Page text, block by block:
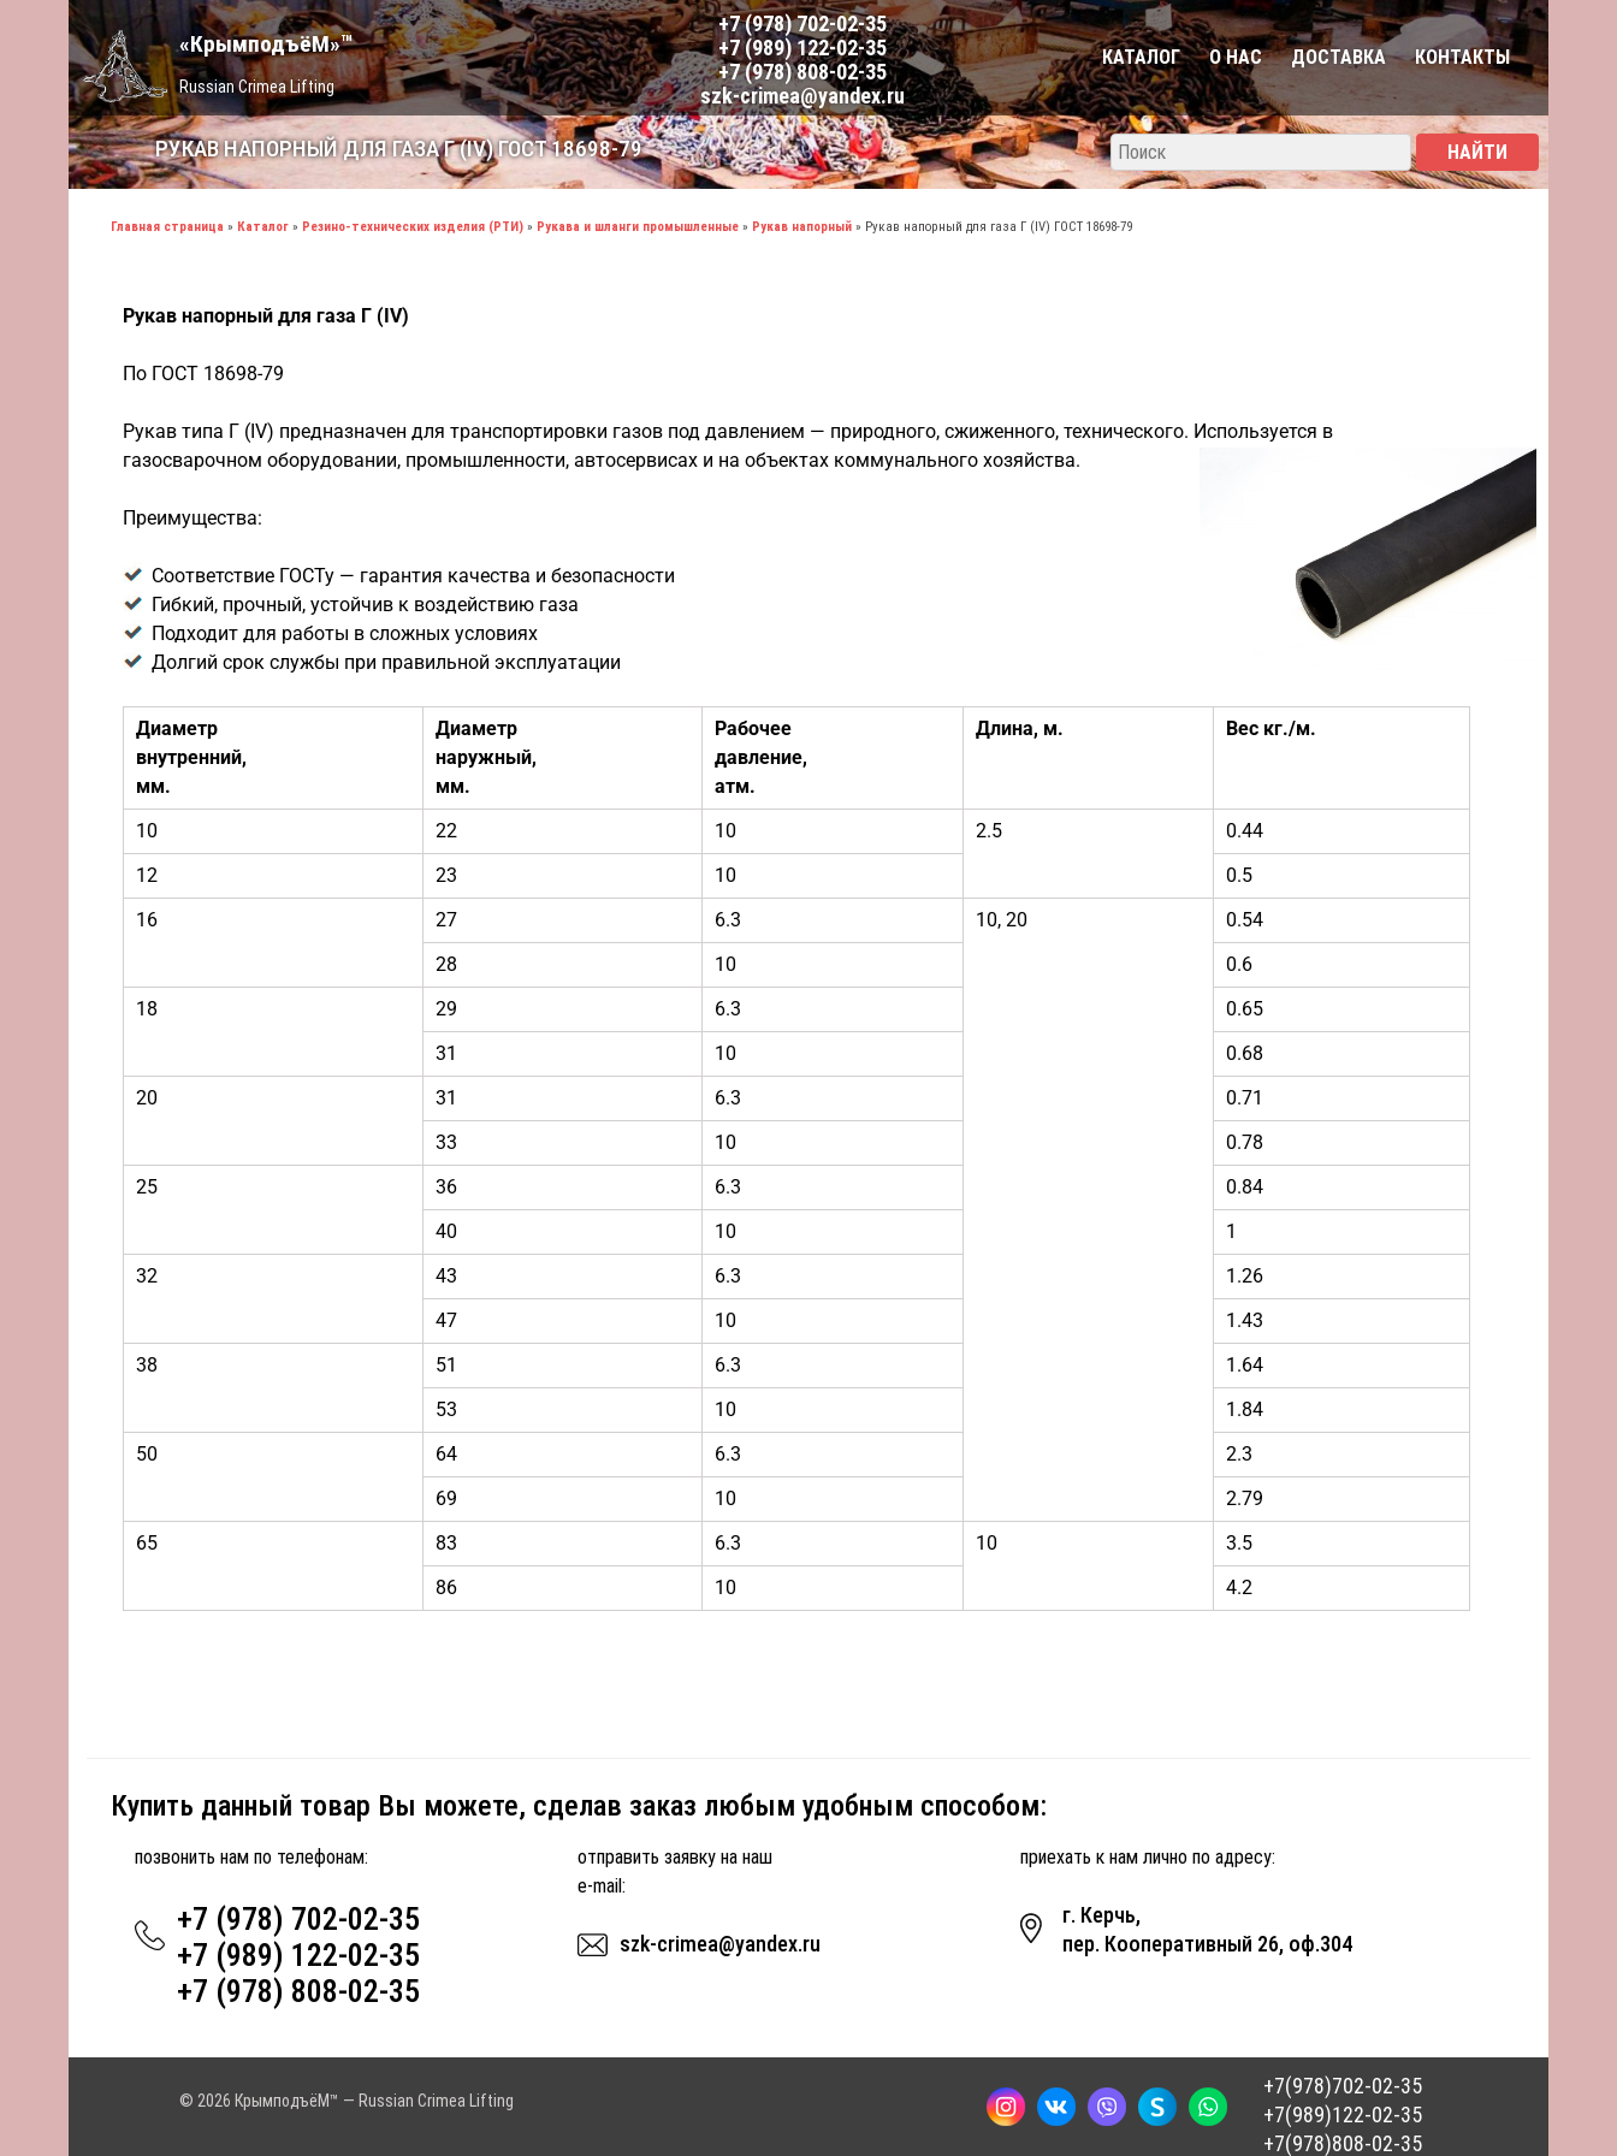
«КрымподъёМ»™
Russian Crimea Lifting
+7 (978) 702-02-35
+7 (989) 122-02-35
+7 (978) 808-02-35
szk-crimea@yandex.ru
КАТАЛОГ О НАС ДОСТАВКА КОНТАКТЫ
РУКАВ НАПОРНЫЙ ДЛЯ ГАЗА Г (IV) ГОСТ 18698-79
Главная страница » Каталог » Резино-технических изделия (РТИ) » Рукава и шланги промышленные » Рукав напорный » Рукав напорный для газа Г (IV) ГОСТ 18698-79
Рукав напорный для газа Г (IV)
По ГОСТ 18698-79
Рукав типа Г (IV) предназначен для транспортировки газов под давлением — природного, сжиженного, технического. Используется в
газосварочном оборудовании, промышленности, автосервисах и на объектах коммунального хозяйства.
Преимущества:
Соответствие ГОСТу — гарантия качества и безопасности
Гибкий, прочный, устойчив к воздействию газа
Подходит для работы в сложных условиях
Долгий срок службы при правильной эксплуатации
Диаметр
внутренний,
мм.
Диаметр
наружный,
мм.
Рабочее
давление,
атм.
Длина, м. Вес кг./м.
10 22 10 2.5
0.44
12
23 10
0.5
16
27 6.3 10, 20
0.54
28
10
0.6
18
29 6.3
0.65
31
10
0.68
20
31 6.3
0.71
33
10
0.78
25
36 6.3
0.84
40
10
1
32
43 6.3
1.26
47
10
1.43
38
51 6.3
1.64
53
10
1.84
50
64 6.3
2.3
69
10
2.79
65
83 6.3 10
3.5
86
10 4.2
Купить данный товар Вы можете, сделав заказ любым удобным способом:
позвонить нам по телефонам:
+7 (978) 702-02-35
+7 (989) 122-02-35
+7 (978) 808-02-35
отправить заявку на наш
e-mail:
szk-crimea@yandex.ru
приехать к нам лично по адресу:
г. Керчь,
пер. Кооперативный 26, оф.304
+7(978)702-02-35
+7(989)122-02-35
+7(978)808-02-35
© 2026 КрымподъёМ™ — Russian Crimea Lifting